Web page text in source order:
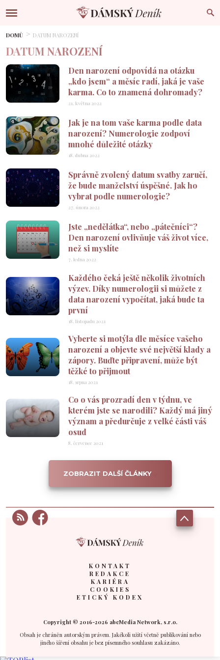
DOMŮ DATUM NAROZENÍ
DATUM NAROZENÍ
Den narození odpovídá na otázku
„kdo jsem“ a měsíc radí, jaká je vaše
karma. Co to znamená dohromady?
21. května 2022
Jak je na tom vaše karma podle data
narození? Numerologie zodpoví
mnohé důležité otázky
18. dubna 2022
Správně zvolený datum svatby zaručí,
že bude manželství úspěšné. Jak ho
vybrat podle numerologie?
27. února 2022
Jste „nedělátka“, nebo „pátečníci“?
Den narození ovlivňuje váš život více,
než si myslíte
7. ledna 2022
Každého čeká ještě několik životních
výzev. Díky numerologii si můžete z
data narození vypočítat, jaká bude ta
první
18. listopadu 2021
Vyberte si motýla dle měsíce vašeho
narození a objevte své největší klady a
zápory. Buďte připravení, může být
těžké to přijmout
18. srpna 2021
Co o vás prozradí den v týdnu, ve
kterém jste se narodili? Každý má jiný
význam a předurčuje z velké části váš
osud
8. července 2021
ZOBRAZIT DALŠÍ ČLÁNKY
KONTAKT
REDAKCE
KARIÉRA
COOKIES
ETICKÝ KODEX
Copyright © 2016-2026 abcMedia Network, s.r.o.
Obsah je chráněn autorským právem. Jakékoli užití včetně publikování nebo
jiného šíření obsahu je bez písemného souhlasu zakázáno.